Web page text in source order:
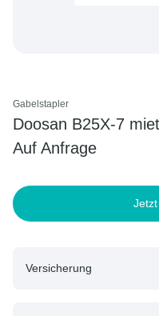
Gabelstapler
Doosan B25X-7
Auf Anfrage
Versicherung